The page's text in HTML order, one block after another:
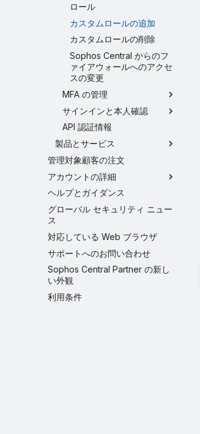
ロール
カスタムロールの追加
カスタムロールの削除
Sophos Central からのフ
ァイアウォールへのアクセ
スの変更
MFA の管理
サインインと本人確認
API 認証情報
製品とサービス
管理対象顧客の注文
アカウントの詳細
ヘルプとガイダンス
グローバル セキュリティ ニュー
ス
対応している Web ブラウザ
サポートへのお問い合わせ
Sophos Central Partner の新し
い外観
利用条件